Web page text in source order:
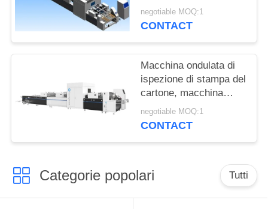
visiva di Focusight per
le scatole ondulate
negotiable MOQ:1
CONTACT
Macchina ondulata di
ispezione di stampa del
cartone, macchina
automatizzata di
ispezione visiva
negotiable MOQ:1
CONTACT
Categorie popolari Tutti